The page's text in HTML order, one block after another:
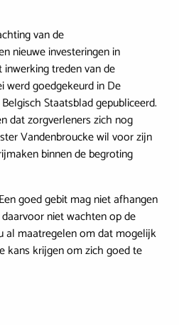
van de
nieuwe investeringen in
treden van de
werd goedgekeurd in De
Staatsblad gepubliceerd.
dat zorgverleners zich nog
Vandenbroucke wil voor zijn
binnen de begroting
goed gebit mag niet afhangen
niet wachten op de
al maatregelen om dat mogelijk
kans krijgen om zich goed te